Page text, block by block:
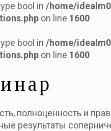
bool in /home/
on line 1600
bool in /home/
on line 1600
полноценность и
результаты